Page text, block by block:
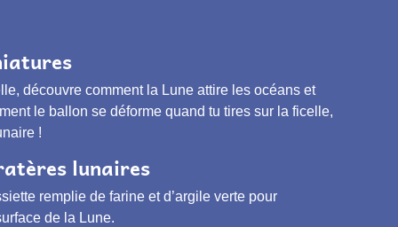
découvre comment la Lune attire les océans et
le ballon se déforme quand tu tires sur la ficelle,
!
lunaires
remplie de farine et d’argile verte pour
de la Lune.